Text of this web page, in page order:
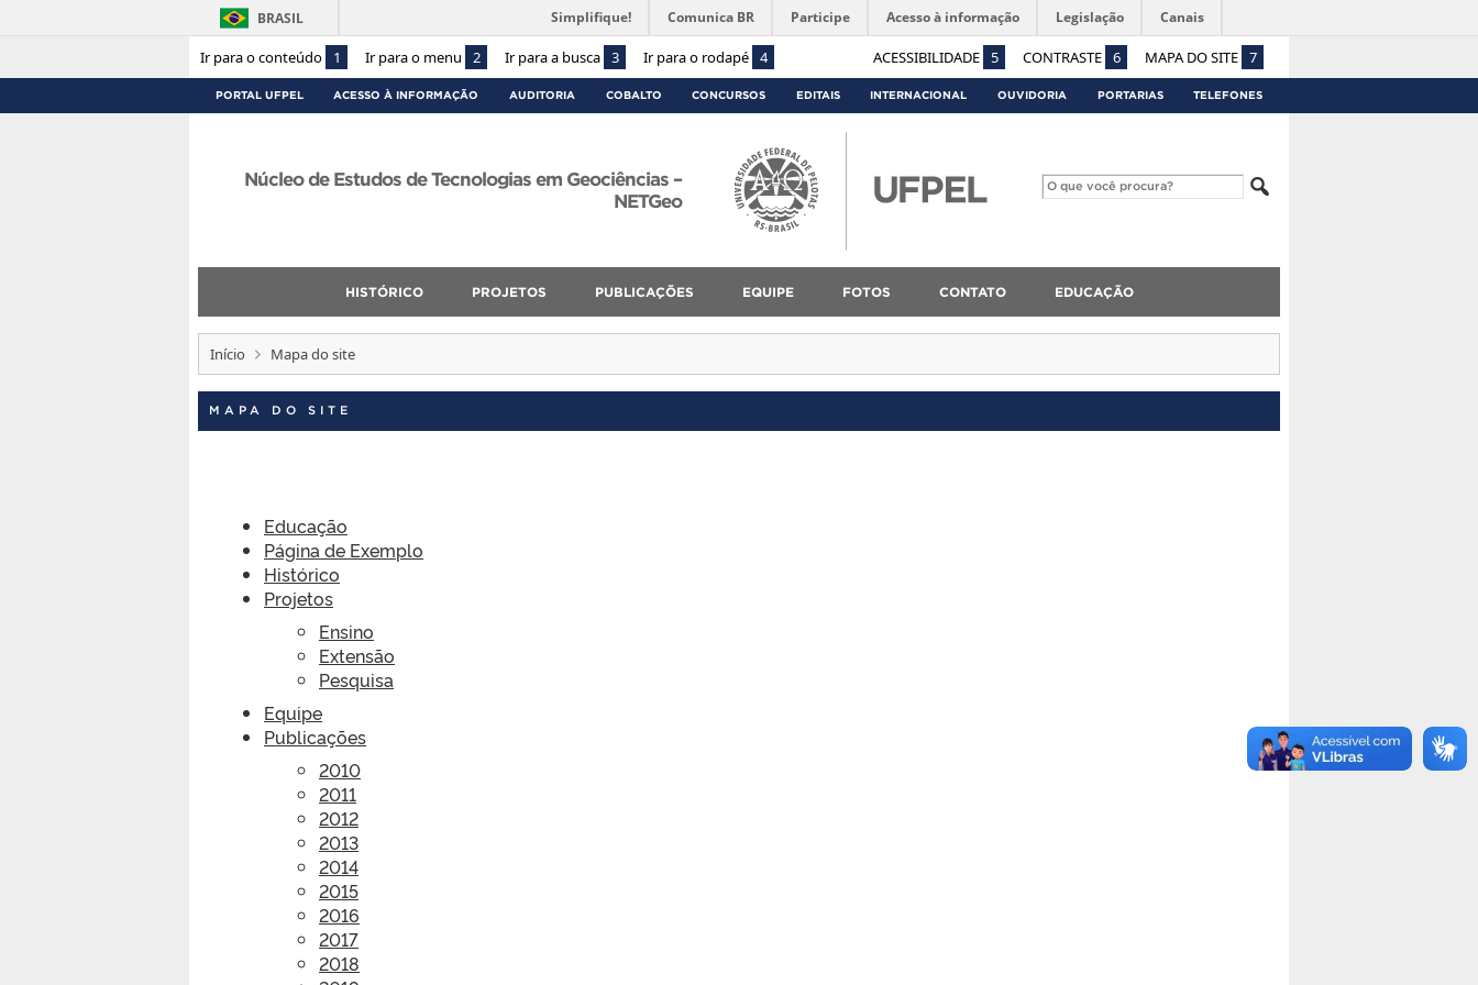
Ir para o conteúdo 1 Ir para o menu 2 Ir para a busca 3 Ir para o rodapé 4 ACESSIBILIDADE 5 CONTRASTE 6 MAPA DO SITE 7
BRASIL Simplifique! Comunica BR Participe Acesso à informação Legislação Canais
PORTAL UFPEL ACESSO À INFORMAÇÃO AUDITORIA COBALTO CONCURSOS EDITAIS INTERNACIONAL OUVIDORIA PORTARIAS TELEFONES
Núcleo de Estudos de Tecnologias em Geociências –
NETGeo
HISTÓRICO PROJETOS PUBLICAÇÕES EQUIPE FOTOS CONTATO EDUCAÇÃO
Início Mapa do site
MAPA DO SITE
Educação
Página de Exemplo
Histórico
Projetos
Ensino
Extensão
Pesquisa
Equipe
Publicações
2010
2011
2012
2013
2014
2015
2016
2017
2018